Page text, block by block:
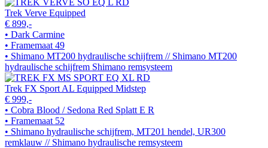
Trek Verve Equipped
€ 899,-
• Dark Carmine
• Framemaat 49
• Shimano MT200 hydraulische schijfrem // Shimano MT200
hydraulische schijfrem Shimano remsysteem
Trek FX Sport AL Equipped Midstep
€ 999,-
• Cobra Blood / Sedona Red Splatt E R
• Framemaat 52
• Shimano hydraulische schijfrem, MT201 hendel, UR300
remklauw // Shimano hydraulische remsysteem